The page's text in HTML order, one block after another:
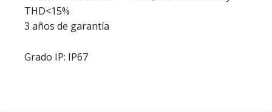
THD<15%
3 años de garantía
Grado IP: IP67